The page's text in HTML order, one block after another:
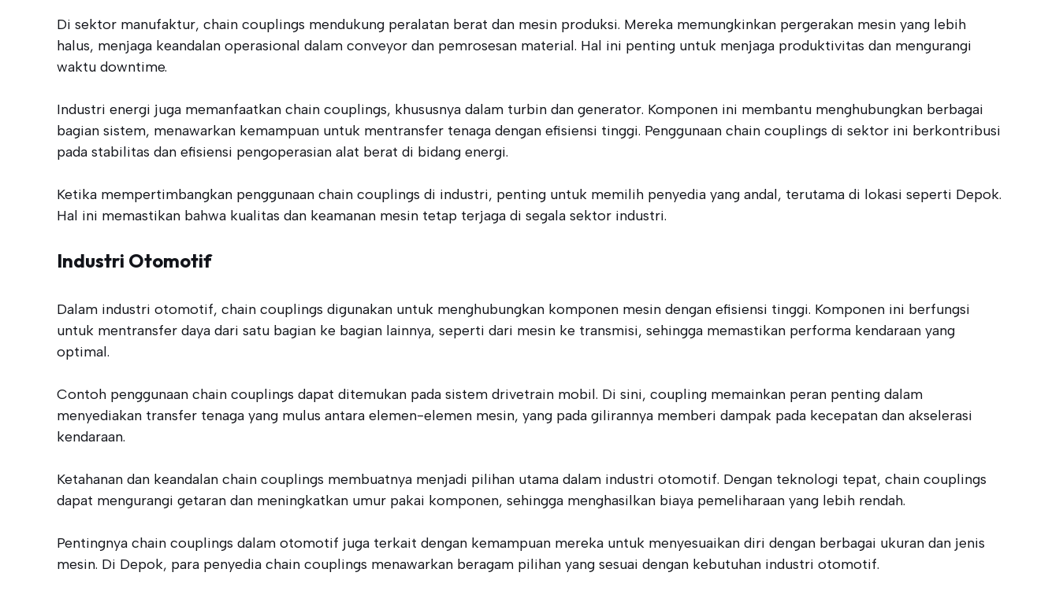
Di sektor manufaktur, chain couplings mendukung peralatan berat dan mesin produksi. Mereka memungkinkan pergerakan mesin yang lebih
halus, menjaga keandalan operasional dalam conveyor dan pemrosesan material. Hal ini penting untuk menjaga produktivitas dan mengurangi
waktu downtime.
Industri energi juga memanfaatkan chain couplings, khususnya dalam turbin dan generator. Komponen ini membantu menghubungkan berbagai
bagian sistem, menawarkan kemampuan untuk mentransfer tenaga dengan efisiensi tinggi. Penggunaan chain couplings di sektor ini berkontribusi
pada stabilitas dan efisiensi pengoperasian alat berat di bidang energi.
Ketika mempertimbangkan penggunaan chain couplings di industri, penting untuk memilih penyedia yang andal, terutama di lokasi seperti Depok.
Hal ini memastikan bahwa kualitas dan keamanan mesin tetap terjaga di segala sektor industri.
Industri Otomotif
Dalam industri otomotif, chain couplings digunakan untuk menghubungkan komponen mesin dengan efisiensi tinggi. Komponen ini berfungsi
untuk mentransfer daya dari satu bagian ke bagian lainnya, seperti dari mesin ke transmisi, sehingga memastikan performa kendaraan yang
optimal.
Contoh penggunaan chain couplings dapat ditemukan pada sistem drivetrain mobil. Di sini, coupling memainkan peran penting dalam
menyediakan transfer tenaga yang mulus antara elemen-elemen mesin, yang pada gilirannya memberi dampak pada kecepatan dan akselerasi
kendaraan.
Ketahanan dan keandalan chain couplings membuatnya menjadi pilihan utama dalam industri otomotif. Dengan teknologi tepat, chain couplings
dapat mengurangi getaran dan meningkatkan umur pakai komponen, sehingga menghasilkan biaya pemeliharaan yang lebih rendah.
Pentingnya chain couplings dalam otomotif juga terkait dengan kemampuan mereka untuk menyesuaikan diri dengan berbagai ukuran dan jenis
mesin. Di Depok, para penyedia chain couplings menawarkan beragam pilihan yang sesuai dengan kebutuhan industri otomotif.